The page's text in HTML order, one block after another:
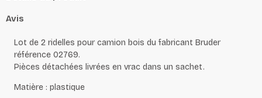
Avis
Lot de 2 ridelles pour camion bois du fabricant Bruder
référence 02769.
Pièces détachées livrées en vrac dans un sachet.
Matière : plastique